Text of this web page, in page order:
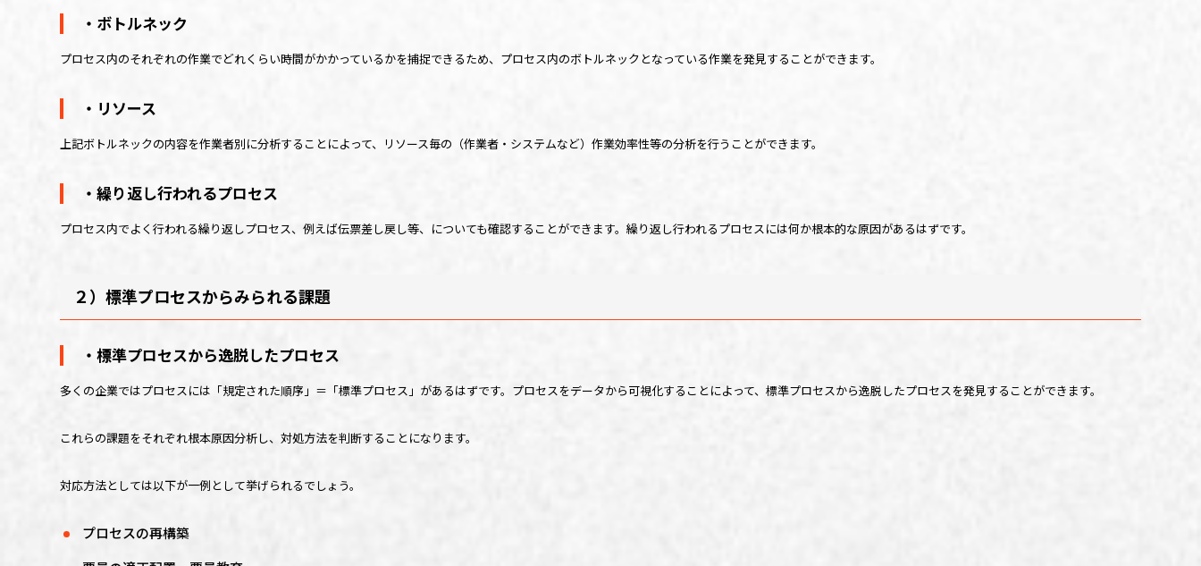
・ボトルネック
プロセス内のそれぞれの作業でどれくらい時間がかかっているかを捕捉できるため、プロセス内のボトルネックとなっている作業を発見することができます。
・リソース
上記ボトルネックの内容を作業者別に分析することによって、リソース毎の（作業者・システムなど）作業効率性等の分析を行うことができます。
・繰り返し行われるプロセス
プロセス内でよく行われる繰り返しプロセス、例えば伝票差し戻し等、についても確認することができます。繰り返し行われるプロセスには何か根本的な原因があるはずです。
２）標準プロセスからみられる課題
・標準プロセスから逸脱したプロセス
多くの企業ではプロセスには「規定された順序」＝「標準プロセス」があるはずです。プロセスをデータから可視化することによって、標準プロセスから逸脱したプロセスを発見することができます。
これらの課題をそれぞれ根本原因分析し、対処方法を判断することになります。
対応方法としては以下が一例として挙げられるでしょう。
プロセスの再構築